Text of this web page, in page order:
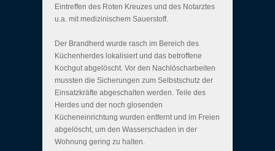
Eintreffen des Roten Kreuzes und des Notarztes
u.a. mit medizinischem Sauerstoff.
Der Brandherd wurde rasch im Bereich des
Küchenherdes lokalisiert und das betroffene
Kochgut abgelöscht. Vor den Nachlöscharbeiten
mussten die Sicherungen zum Selbstschutz der
Einsatzkräfte abgeschalten werden. Teile des
Herdes und der noch glosenden
Kücheneinrichtung wurden entfernt und im Freien
abgelöscht, um den Wasserschaden in der
Wohnung gering zu halten.